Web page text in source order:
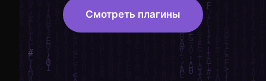
Смотреть плагины